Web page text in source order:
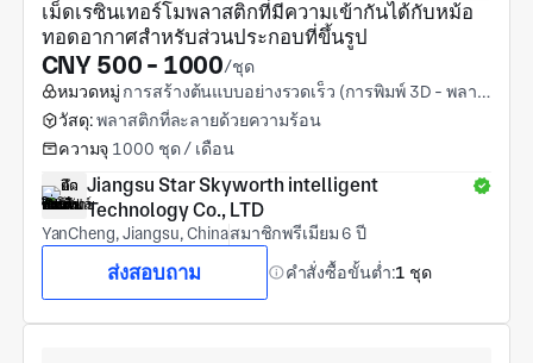
เม็ดเรซินเทอร์โมพลาสติกที่มีความเข้ากันได้กับหม้อ
ทอดอากาศสำหรับส่วนประกอบที่ขึ้นรูป
CNY 500 - 1000/ชุด
หมวดหมู่ การสร้างต้นแบบอย่างรวดเร็ว (การพิมพ์ 3D - พลาสติก)
วัสดุ: พลาสติกที่ละลายด้วยความร้อน
ความจุ 1000 ชุด / เดือน
Jiangsu Star Skyworth intelligent
Technology Co., LTD
YanCheng, Jiangsu, Chinaสมาชิกพรีเมียม 6 ปี
ส่งสอบถาม คำสั่งซื้อขั้นต่ำ:1 ชุด